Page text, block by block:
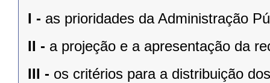
I - as prioridades da Administração
II - a projeção e a apresentação da
III - os critérios para a distribuição